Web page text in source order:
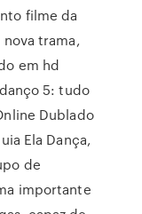
filme da
nova trama,
em hd
5: tudo
Dublado
Ela Dança,
de
importante